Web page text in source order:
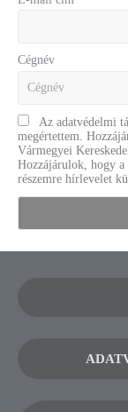
Cégnév
Az adatvédelmi
megértettem.
Vármegyei
Hozzájárulok, hogy a
részemre hírlevelet